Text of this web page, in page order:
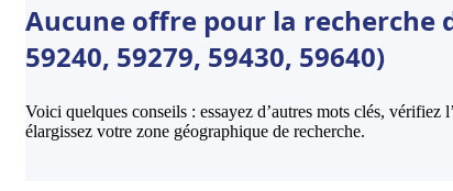
Aucune offre pour la recherche
59240, 59279, 59430, 59640)
Voici quelques conseils : essayez d’autres mots clés, vérifiez
élargissez votre zone géographique de recherche.